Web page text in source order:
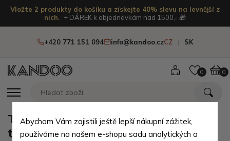
Vložte 2 produkty do košíku a získejte 40% slevu na levnější z
nich.
+ DÁREK k objednávkám nad 1500,- 🎁
+420 771 151 094 info@kandoo.czCZ SK
0 0
Tmavě šedá praktická přebalovací
taška s kapsami Stamatis
Abychom Vám zajistili ještě lepší nákupní zážitek,
používáme na našem e-shopu sadu analytických a